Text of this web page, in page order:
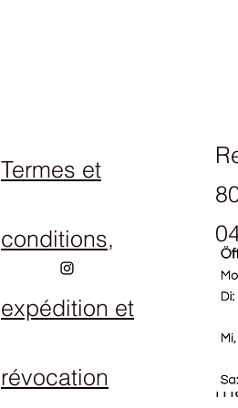
Termes et
conditions,
expédition et
révocation